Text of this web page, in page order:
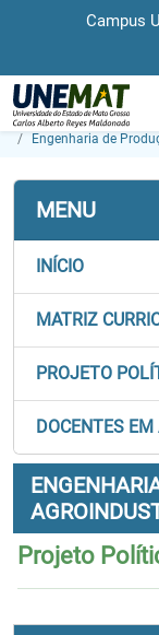
Campus
Página Inicial
Engenharia de
MENU
INÍCIO
MATRIZ
PROJETO
DOCENTES
Projeto